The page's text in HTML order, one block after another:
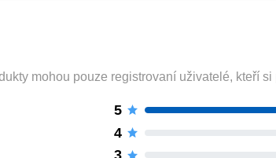
mohou pouze registrovaní uživatelé, kteří
5
4